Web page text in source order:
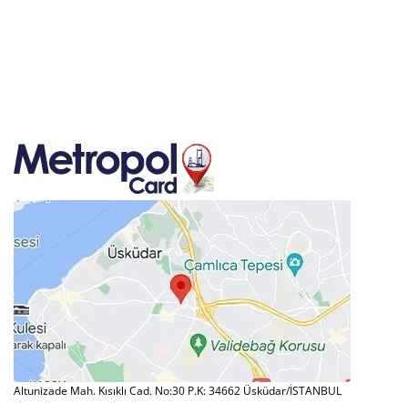
Altunizade Mah. Kısıklı Cad. No:30 P.K: 34662 Üsküdar/İSTANBUL